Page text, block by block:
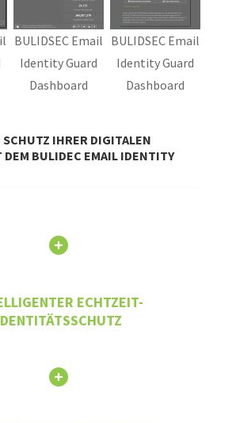
BULIDSEC Email
Identity Guard
Dashboard
BULIDSEC Email
Identity Guard
Dashboard
IHRER DIGITALEN
BULIDEC EMAIL IDENTITY
ECHTZEIT-